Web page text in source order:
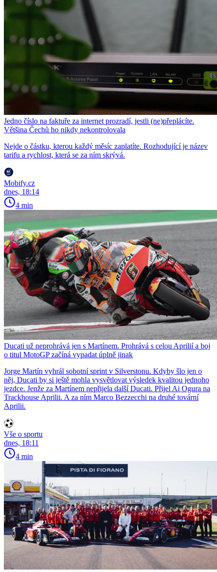
Jedno číslo na faktuře za internet prozradí, jestli (ne)přeplácíte.
Většina Čechů ho nikdy nekontrolovala
Nejde o částku, kterou každý měsíc zaplatíte. Rozhodující je název
tarifu a rychlost, která se za ním skrývá.
Mobify.cz
dnes, 18:14
4 min
Ducati už neprohrává jen s Martínem. Prohrává s celou Aprilií a boj
o titul MotoGP začíná vypadat úplně jinak
Jorge Martín vyhrál sobotní sprint v Silverstonu. Kdyby šlo jen o
něj, Ducati by si ještě mohla vysvětlovat výsledek kvalitou jednoho
jezdce. Jenže za Martínem nepřijela další Ducati. Přijel Ai Ogura na
Trackhouse Aprilii. A za ním Marco Bezzecchi na druhé tovární
Aprilii.
Vše o sportu
dnes, 18:11
4 min